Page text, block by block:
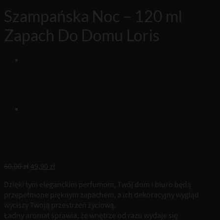
Szampańska Noc – 120 ml
Zapach Do Domu Loris
60,00zł Pierwotna
wynosiła:
60,00 zł.
49,90 zł
wynosi:
49,90 zł.
Dzięki tym eleganckim perfumom, Twój dom i biuro będą
przepełnione pięknym zapachem, a ich dekoracyjny wygląd
wyciszy Twoją przestrzeń życiową.
Ładny aromat sprawia, że wnętrze od razu wydaje się